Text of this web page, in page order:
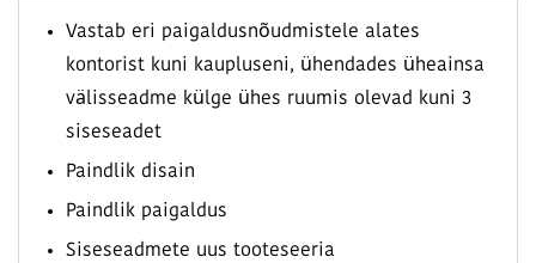
Vastab eri paigaldusnõudmistele alates
kontorist kuni kaupluseni, ühendades üheainsa
välisseadme külge ühes ruumis olevad kuni 3
siseseadet
Paindlik disain
Paindlik paigaldus
Siseseadmete uus tooteseeria